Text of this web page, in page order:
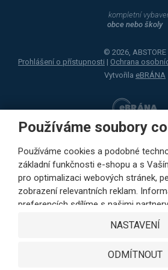
Používáme soubory
Používáme cookies a podobné
základní funkčnosti e-shopu a s
pro optimalizaci webových stránek,
zobrazení relevantních reklam.
preferencích sdílíme s našimi
sociální sítě i podrobné analýzy
Partneři mohou tyto údaje v rámci
využívání jejich služeb. Kliknutím na
NASTAVENÍ
ODMÍTNOUT
kompletní
obce nebo školy
© 2026, ABSTORE
Prohlášení o přístupnosti | Ochrana
Vytvořila eBRÁNA